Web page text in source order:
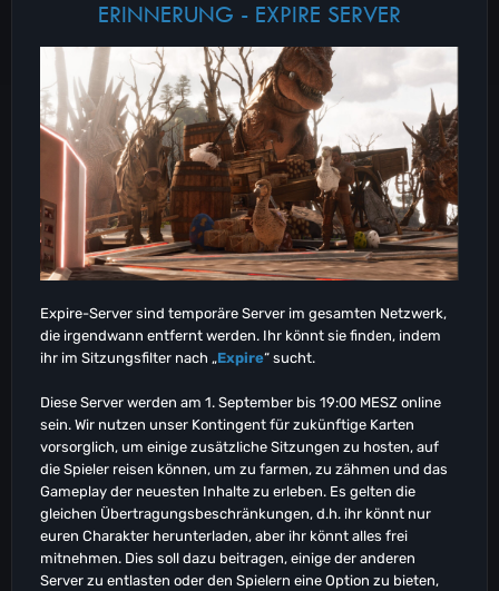
ERINNERUNG - EXPIRE SERVER
Expire-Server sind temporäre Server im gesamten Netzwerk,
die irgendwann entfernt werden. Ihr könnt sie finden, indem
ihr im Sitzungsfilter nach „Expire“ sucht.
Diese Server werden am 1. September bis 19:00 MESZ online
sein. Wir nutzen unser Kontingent für zukünftige Karten
vorsorglich, um einige zusätzliche Sitzungen zu hosten, auf
die Spieler reisen können, um zu farmen, zu zähmen und das
Gameplay der neuesten Inhalte zu erleben. Es gelten die
gleichen Übertragungsbeschränkungen, d.h. ihr könnt nur
euren Charakter herunterladen, aber ihr könnt alles frei
mitnehmen. Dies soll dazu beitragen, einige der anderen
Server zu entlasten oder den Spielern eine Option zu bieten,